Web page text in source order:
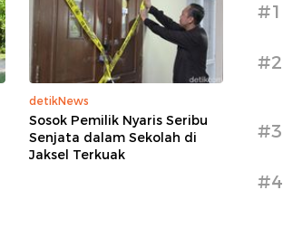
detikNews
Sosok Pemilik Nyaris Seribu
Senjata dalam Sekolah di
Jaksel Terkuak
#1
#2
#3
#4